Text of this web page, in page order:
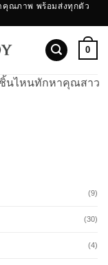
คุณภาพ พร้อมส่งทุกตัว
0
ชิ้นไหนทักหาคุณสาว
(9)
(30)
(4)